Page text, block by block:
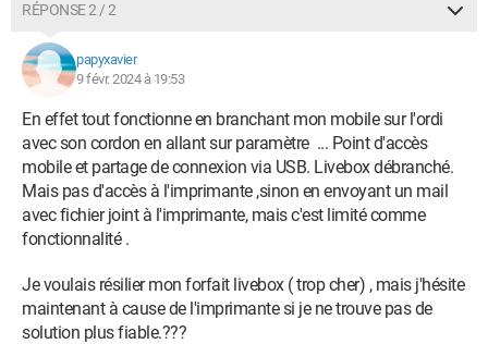
RÉPONSE 2 / 2
papyxavier
9 févr. 2024 à 19:53
En effet tout fonctionne en branchant mon mobile sur l'ordi
avec son cordon en allant sur paramètre ... Point d'accès
mobile et partage de connexion via USB. Livebox débranché.
Mais pas d'accès à l'imprimante ,sinon en envoyant un mail
avec fichier joint à l'imprimante, mais c'est limité comme
fonctionnalité .
Je voulais résilier mon forfait livebox ( trop cher) , mais j'hésite
maintenant à cause de l'imprimante si je ne trouve pas de
solution plus fiable.???